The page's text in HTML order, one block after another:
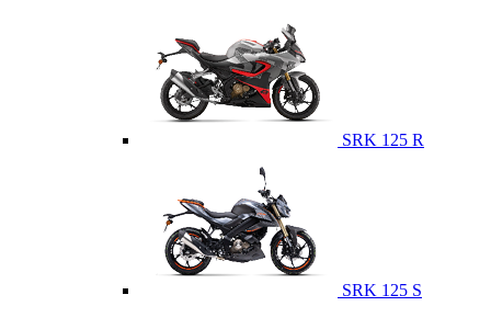
SRK 125 R
SRK 125 S